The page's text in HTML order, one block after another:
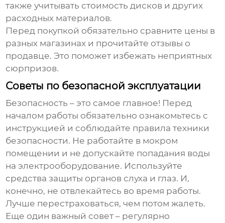
также учитывать стоимость дисков и других
расходных материалов.
Перед покупкой обязательно сравните цены в
разных магазинах и прочитайте отзывы о
продавце. Это поможет избежать неприятных
сюрпризов.
Советы по безопасной эксплуатации
Безопасность – это самое главное! Перед
началом работы обязательно ознакомьтесь с
инструкцией и соблюдайте правила техники
безопасности. Не работайте в мокром
помещении и не допускайте попадания воды
на электрооборудование. Используйте
средства защиты органов слуха и глаз. И,
конечно, не отвлекайтесь во время работы.
Лучше перестраховаться, чем потом жалеть.
Еще один важный совет – регулярно